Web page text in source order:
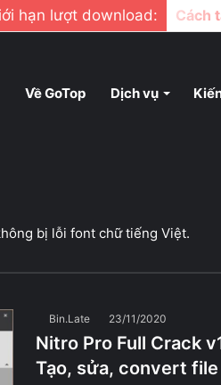
hạn lượt download: Cách
Về GoTop Dịch vụ
bị lỗi font chữ tiếng Việt.
Bin.Late 23/11/2020
Nitro Pro Full Crack
Tạo, sửa, convert file